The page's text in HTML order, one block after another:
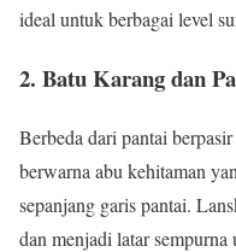
ideal untuk berbagai level
2. Batu Karang dan
Berbeda dari pantai
berwarna abu kehitaman
sepanjang garis pantai.
dan menjadi latar